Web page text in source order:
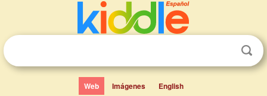
Web Imágenes English